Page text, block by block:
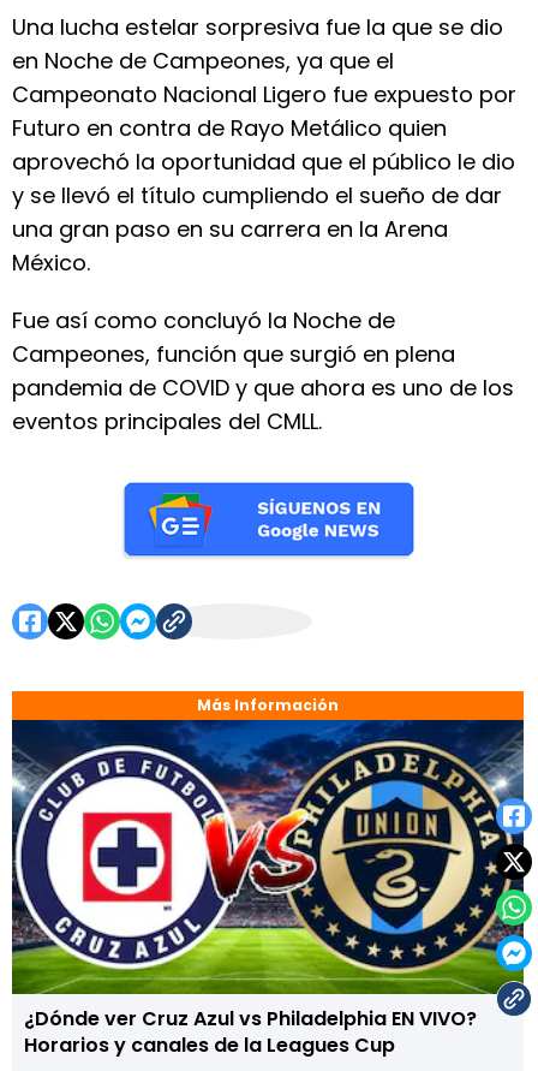
Más Información
¿Dónde ver Cruz Azul vs Philadelphia EN VIVO?
Horarios y canales de la Leagues Cup
Una lucha estelar sorpresiva fue la que se dio
en Noche de Campeones, ya que el
Campeonato Nacional Ligero fue expuesto por
Futuro en contra de Rayo Metálico quien
aprovechó la oportunidad que el público le dio
y se llevó el título cumpliendo el sueño de dar
una gran paso en su carrera en la Arena
México.
Fue así como concluyó la Noche de
Campeones, función que surgió en plena
pandemia de COVID y que ahora es uno de los
eventos principales del CMLL.